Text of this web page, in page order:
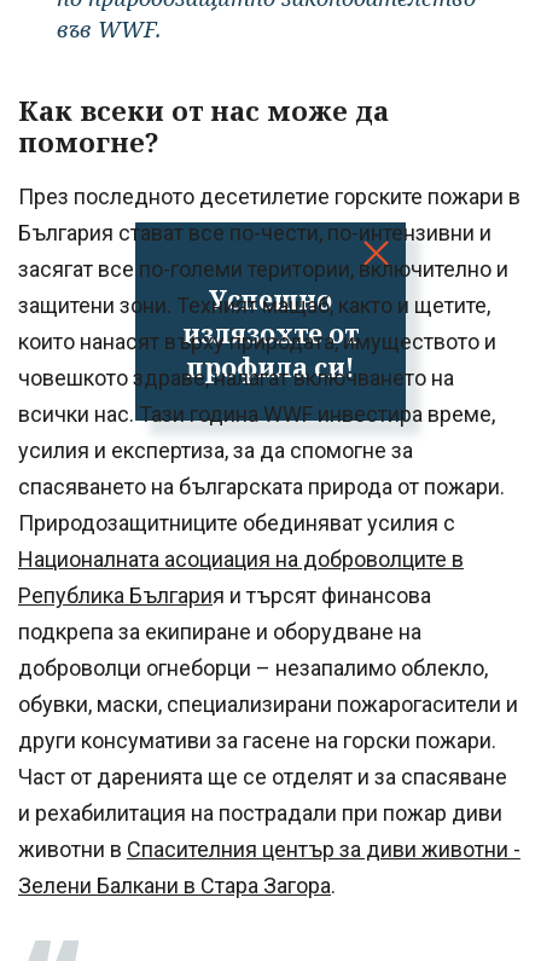
Успешно
излязохте от
профила си!
във WWF.
Как всеки от нас може да
помогне?
През последното десетилетие горските пожари в
България стават все по-чести, по-интензивни и
засягат все по-големи територии, включително и
защитени зони. Техният мащаб, както и щетите,
които нанасят върху природата, имуществото и
човешкото здраве, налагат включването на
всички нас. Тази година WWF инвестира време,
усилия и експертиза, за да спомогне за
спасяването на българската природа от пожари.
Природозащитниците обединяват усилия с
Националната асоциация на доброволците в
Република България и търсят финансова
подкрепа за екипиране и оборудване на
доброволци огнеборци – незапалимо облекло,
обувки, маски, специализирани пожарогасители и
други консумативи за гасене на горски пожари.
Част от даренията ще се отделят и за спасяване
и рехабилитация на пострадали при пожар диви
животни в Спасителния център за диви животни -
Зелени Балкани в Стара Загора.